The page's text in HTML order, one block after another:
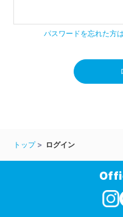
パスワードを忘れた方
トップ ログイン